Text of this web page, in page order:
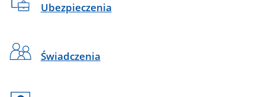
Ubezpieczenia
Świadczenia